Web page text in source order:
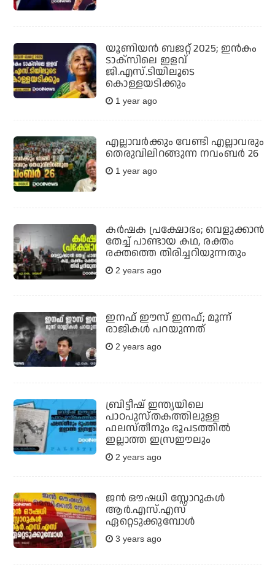
യൂണിയന്‍ ബജറ്റ് 2025; ഇന്‍കം
ടാക്‌സിലെ ഇളവ്
ജി.എസ്.ടിയിലൂടെ
കൊള്ളയടിക്കും
1 year ago
എല്ലാവര്‍ക്കും വേണ്ടി എല്ലാവരും
തെരുവിലിറങ്ങുന്ന നവംബര്‍ 26
1 year ago
കര്‍ഷക പ്രക്ഷോഭം; വെളുക്കാന്‍
തേച്ച് പാണ്ടായ കഥ, രക്തം
രക്തത്തെ തിരിച്ചറിയുന്നതും
2 years ago
ഇനഫ് ഈസ് ഇനഫ്; മൂന്ന്
രാജികള്‍ പറയുന്നത്
2 years ago
ബ്രിട്ടീഷ് ഇന്ത്യയിലെ
പാഠപുസ്തകത്തിലുള്ള
ഫലസ്തീനും ഭൂപടത്തില്‍
ഇല്ലാത്ത ഇസ്രഈലും
2 years ago
ജന്‍ ഔഷധി സ്റ്റോറുകള്‍
ആര്‍.എസ്.എസ്
ഏറ്റെടുക്കുമ്പോള്‍
3 years ago